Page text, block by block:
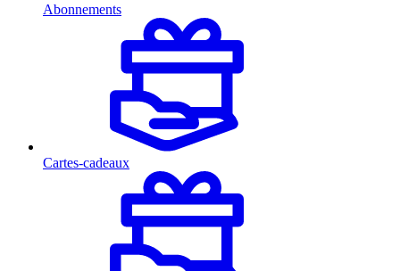
Abonnements
Cartes-cadeaux